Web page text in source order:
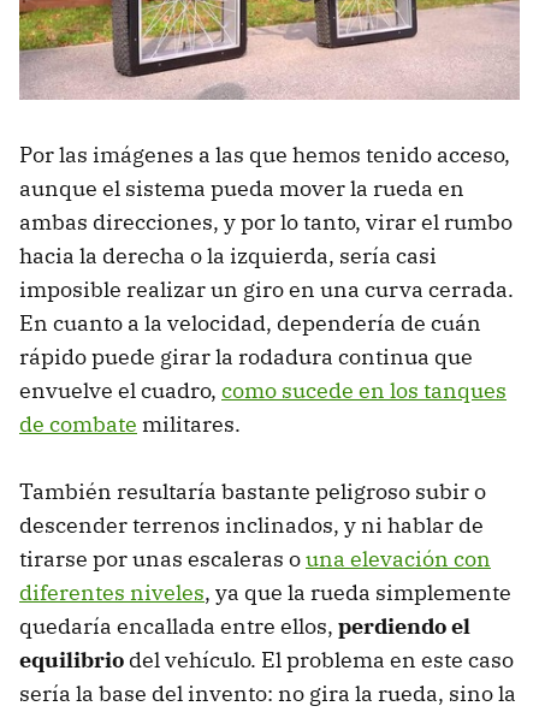
Por las imágenes a las que hemos tenido acceso,
aunque el sistema pueda mover la rueda en
ambas direcciones, y por lo tanto, virar el rumbo
hacia la derecha o la izquierda, sería casi
imposible realizar un giro en una curva cerrada.
En cuanto a la velocidad, dependería de cuán
rápido puede girar la rodadura continua que
envuelve el cuadro, como sucede en los tanques
de combate militares.
También resultaría bastante peligroso subir o
descender terrenos inclinados, y ni hablar de
tirarse por unas escaleras ouna elevación con
diferentes niveles, ya que la rueda simplemente
quedaría encallada entre ellos, perdiendo el
equilibrio del vehículo. El problema en este caso
sería la base del invento: no gira la rueda, sino la